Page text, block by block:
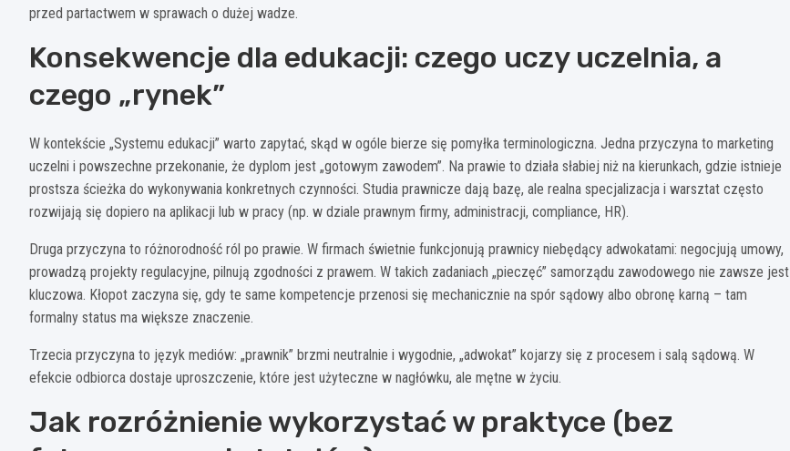
przed partactwem w sprawach o dużej wadze.
Konsekwencje dla edukacji: czego uczy uczelnia, a
czego „rynek”
W kontekście „Systemu edukacji” warto zapytać, skąd w ogóle bierze się pomyłka terminologiczna. Jedna przyczyna to marketing
uczelni i powszechne przekonanie, że dyplom jest „gotowym zawodem”. Na prawie to działa słabiej niż na kierunkach, gdzie istnieje
prostsza ścieżka do wykonywania konkretnych czynności. Studia prawnicze dają bazę, ale realna specjalizacja i warsztat często
rozwijają się dopiero na aplikacji lub w pracy (np. w dziale prawnym firmy, administracji, compliance, HR).
Druga przyczyna to różnorodność ról po prawie. W firmach świetnie funkcjonują prawnicy niebędący adwokatami: negocjują umowy,
prowadzą projekty regulacyjne, pilnują zgodności z prawem. W takich zadaniach „pieczęć” samorządu zawodowego nie zawsze jest
kluczowa. Kłopot zaczyna się, gdy te same kompetencje przenosi się mechanicznie na spór sądowy albo obronę karną – tam
formalny status ma większe znaczenie.
Trzecia przyczyna to język mediów: „prawnik” brzmi neutralnie i wygodnie, „adwokat” kojarzy się z procesem i salą sądową. W
efekcie odbiorca dostaje uproszczenie, które jest użyteczne w nagłówku, ale mętne w życiu.
Jak rozróżnienie wykorzystać w praktyce (bez